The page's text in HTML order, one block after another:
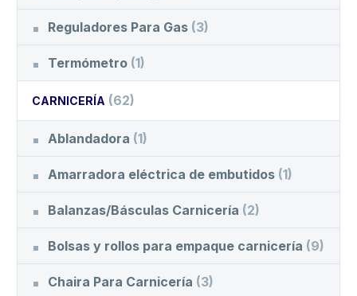
Reguladores Para Gas (3)
Termómetro (1)
CARNICERÍA (62)
Ablandadora (1)
Amarradora eléctrica de embutidos (1)
Balanzas/Básculas Carnicería (2)
Bolsas y rollos para empaque carnicería (9)
Chaira Para Carnicería (3)